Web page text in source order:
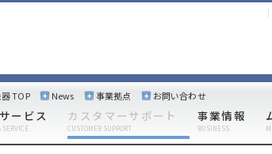
ービス
SERVICE
カスタマーサポート
CUSTOMER SUPPORT
事業情報
BUSINESS
TOP News 事業拠点 お問い合わせ